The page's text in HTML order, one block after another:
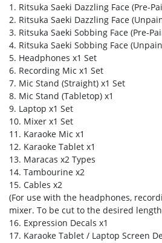
1. Ritsuka Saeki Dazzling Face (Pre-
2. Ritsuka Saeki Dazzling Face
3. Ritsuka Saeki Sobbing Face (Pre-
4. Ritsuka Saeki Sobbing Face
5. Headphones x1 Set
6. Recording Mic x1 Set
7. Mic Stand (Straight) x1 Set
8. Mic Stand (Tabletop) x1
9. Laptop x1 Set
10. Mixer x1 Set
11. Karaoke Mic x1
12. Karaoke Tablet x1
13. Maracas x2 Types
14. Tambourine x2
15. Cables x2
(For use with the headphones,
mixer. To be cut to the desired
16. Expression Decals x1
17. Karaoke Tablet / Laptop Screen